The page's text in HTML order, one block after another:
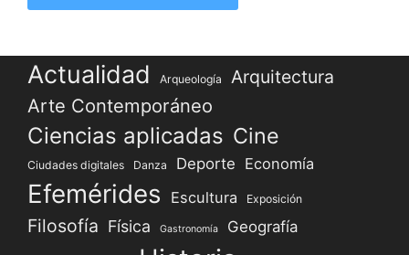
Actualidad Arqueología Arquitectura
Arte Contemporáneo
Ciencias aplicadas Cine
Ciudades digitales Danza Deporte Economía
Efemérides Escultura Exposición
Filosofía Física Gastronomía Geografía